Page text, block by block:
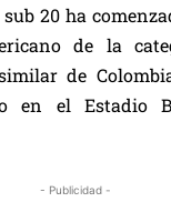
20 ha
de la
de
en el Estadio
- Publicidad -